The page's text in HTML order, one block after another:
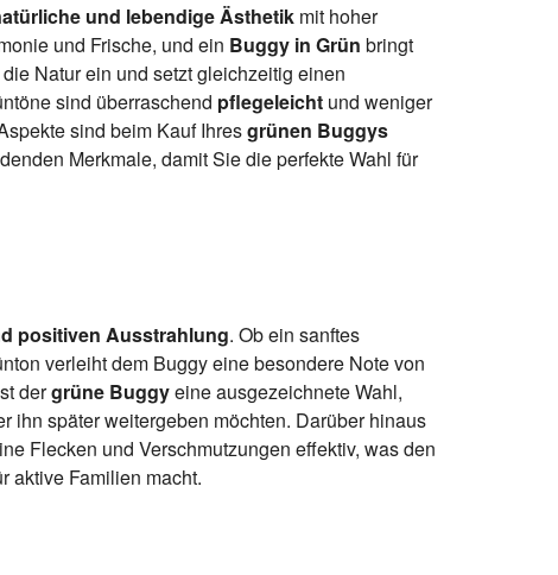
und lebendige Ästhetik mit hoher
und Frische, und ein Buggy in Grün bringt
Natur ein und setzt gleichzeitig einen
sind überraschend pflegeleicht und weniger
sind beim Kauf Ihresgrünen Buggys
Merkmale, damit Sie die perfekte Wahl für
positiven Ausstrahlung. Ob ein sanftes
verleiht dem Buggy eine besondere Note von
dergrüne Buggyeine ausgezeichnete Wahl,
ihn später weitergeben möchten. Darüber hinaus
Flecken und Verschmutzungen effektiv, was den
aktive Familien macht.